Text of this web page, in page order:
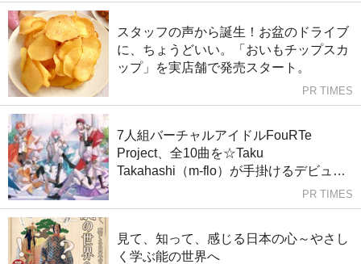
スタッフの声から誕生！お盆のドライブ
に、ちょうどいい。「おいもチップスカ
ップ」を実店舗で発売スタート。
PR TIMES
7人組バーチャルアイドルFouRTe
Project、全10曲を☆Taku
Takahashi（m-flo）が手掛けるデビュー
PR TIMES
見て、知って、感じる日本の心～やさし
く学ぶ能の世界へ